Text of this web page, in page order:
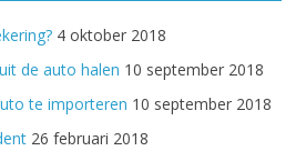
4 oktober 2018
de auto halen 10 september 2018
te importeren 10 september 2018
26 februari 2018